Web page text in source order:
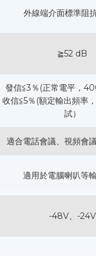
外線端介面標準阻
≧52 dB
發信≦3％(正常電平，
收信≦5％(額定輸出頻率
試）
適合電話會議、視頻會
適用於電腦喇叭等
-48V、-24V